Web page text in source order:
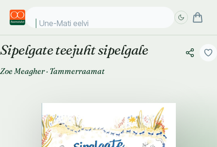
Une-Mati eelviim
Sipelgate teejuht sipelgale
Zoe Meagher· Tammerraamat